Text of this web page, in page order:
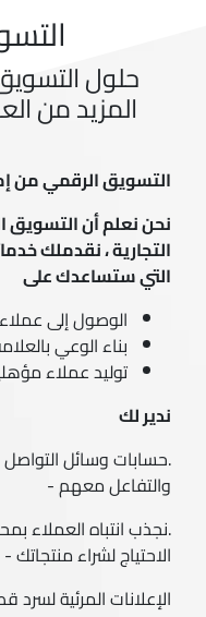
حلول
المزيد من
التسويق الرقمي من
نحن نعلم أن التسويق
التجارية ، نقدملك
التي ستساعدك على
الوصول إلى
بناء الوعي
توليد عملاء
ندير لك
.حسابات وسائل التواصل
والتفاعل معهم -
.نجذب انتباه العملاء
الاحتياج لشراء منتجاتك -
الإعلانات المرئية